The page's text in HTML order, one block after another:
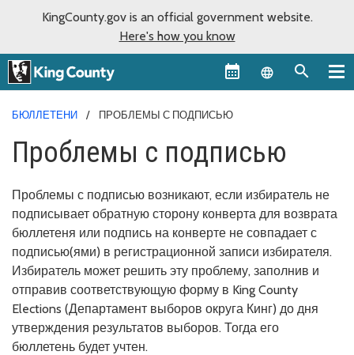
KingCounty.gov is an official government website.
Here's how you know
Language
БЮЛЛЕТЕНИ ПРОБЛЕМЫ С ПОДПИСЬЮ
Проблемы с подписью
Проблемы с подписью возникают, если избиратель не
подписывает обратную сторону конверта для возврата
бюллетеня или подпись на конверте не совпадает с
подписью(ями) в регистрационной записи избирателя.
Избиратель может решить эту проблему, заполнив и
отправив соответствующую форму в King County
Elections (Департамент выборов округа Кинг) до дня
утверждения результатов выборов. Тогда его
бюллетень будет учтен.